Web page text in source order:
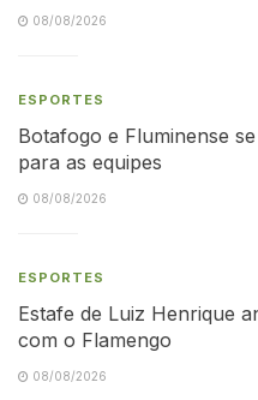
08/08/2026
ESPORTES
Botafogo e Fluminense
para as equipes
08/08/2026
ESPORTES
Estafe de Luiz Henrique
com o Flamengo
08/08/2026